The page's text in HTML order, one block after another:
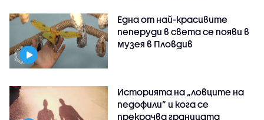
Една от най-красивите
пеперуди в света се появи в
музея в Пловдив
Историята на „ловците на
педофили” и кога се
прекрачва границата